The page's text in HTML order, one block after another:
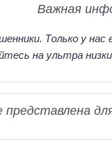
Важная
Только у
на ультра